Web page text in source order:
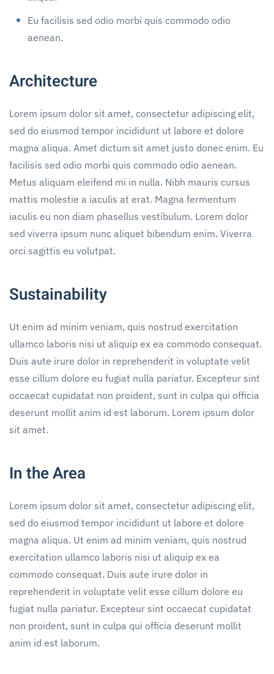
Eu facilisis sed odio morbi quis commodo odio
aenean.
Architecture
Lorem ipsum dolor sit amet, consectetur adipiscing elit,
sed do eiusmod tempor incididunt ut labore et dolore
magna aliqua. Amet dictum sit amet justo donec enim. Eu
facilisis sed odio morbi quis commodo odio aenean.
Metus aliquam eleifend mi in nulla. Nibh mauris cursus
mattis molestie a iaculis at erat. Magna fermentum
iaculis eu non diam phasellus vestibulum. Lorem dolor
sed viverra ipsum nunc aliquet bibendum enim. Viverra
orci sagittis eu volutpat.
Sustainability
Ut enim ad minim veniam, quis nostrud exercitation
ullamco laboris nisi ut aliquip ex ea commodo consequat.
Duis aute irure dolor in reprehenderit in voluptate velit
esse cillum dolore eu fugiat nulla pariatur. Excepteur sint
occaecat cupidatat non proident, sunt in culpa qui officia
deserunt mollit anim id est laborum. Lorem ipsum dolor
sit amet.
In the Area
Lorem ipsum dolor sit amet, consectetur adipiscing elit,
sed do eiusmod tempor incididunt ut labore et dolore
magna aliqua. Ut enim ad minim veniam, quis nostrud
exercitation ullamco laboris nisi ut aliquip ex ea
commodo consequat. Duis aute irure dolor in
reprehenderit in voluptate velit esse cillum dolore eu
fugiat nulla pariatur. Excepteur sint occaecat cupidatat
non proident, sunt in culpa qui officia deserunt mollit
anim id est laborum.